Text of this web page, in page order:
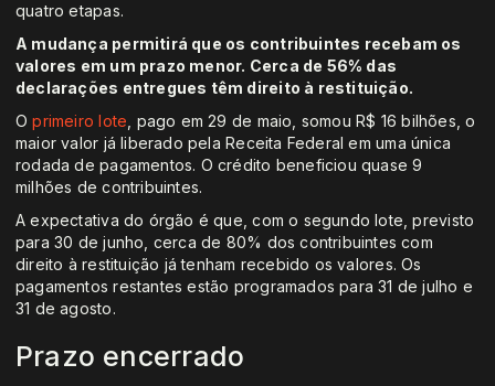
quatro etapas.
A mudança permitirá que os contribuintes recebam os
valores em um prazo menor. Cerca de 56% das
declarações entregues têm direito à restituição.
Oprimeiro lote , pago em 29 de maio, somou R$ 16 bilhões, o
maior valor já liberado pela Receita Federal em uma única
rodada de pagamentos. O crédito beneficiou quase 9
milhões de contribuintes.
A expectativa do órgão é que, com o segundo lote, previsto
para 30 de junho, cerca de 80% dos contribuintes com
direito à restituição já tenham recebido os valores. Os
pagamentos restantes estão programados para 31 de julho e
31 de agosto.
Prazo encerrado